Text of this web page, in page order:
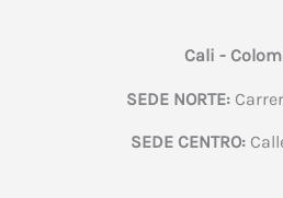
Cali -
SEDE NORTE:
SEDE CENTRO: